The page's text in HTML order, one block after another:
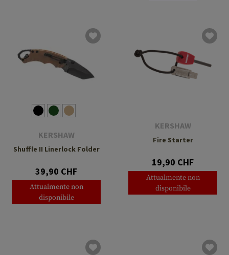
KERSHAW
Shuffle II Linerlock Folder
39,90 CHF
Attualmente non
disponibile
KERSHAW
Fire Starter
19,90 CHF
Attualmente non
disponibile